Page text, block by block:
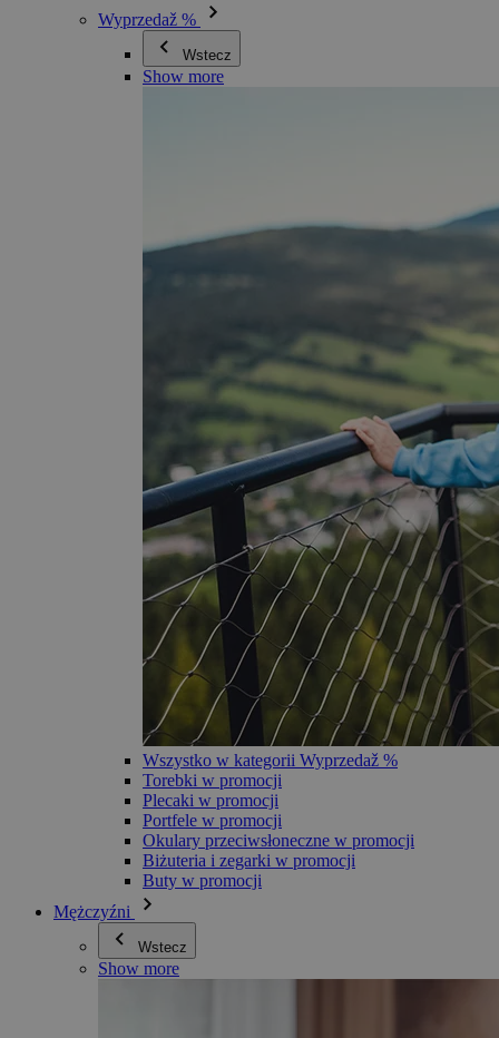
Wyprzedaž %
Wstecz
Show more
Wszystko w kategorii Wyprzedaž %
Torebki w promocji
Plecaki w promocji
Portfele w promocji
Okulary przeciwsłoneczne w promocji
Biżuteria i zegarki w promocji
Buty w promocji
Mężczyźni
Wstecz
Show more